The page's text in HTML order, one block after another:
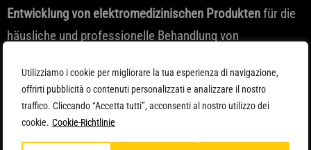
Utilizziamo i cookie per migliorare la tua esperienza di navigazione,
offrirti pubblicità o contenuti personalizzati e analizzare il nostro
traffico. Cliccando “Accetta tutti”, acconsenti al nostro utilizzo dei
cookie. Cookie-Richtlinie
Entwicklung von elektromedizinischen Produktenfür die
häusliche und professionelle Behandlung von
1 Million aktive Geräte verkauft und Programme in
Zusammenarbeit mit Krankenhäusern und Universitäten
ausgewählt und realisiert.